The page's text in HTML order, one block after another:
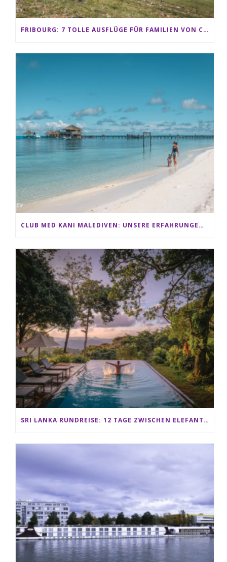
FRIBOURG: 7 TOLLE AUSFLÜGE FÜR FAMILIEN VON CHARMEY BIS LES PACCOTS
CLUB MED KANI MALEDIVEN: UNSERE ERFAHRUNGEN IM ALL-INCLUSIVE PARADIES
SRI LANKA RUNDREISE: 12 TAGE ZWISCHEN ELEFANTEN, TEEPLANTAGEN & STRAND ALS FAMILIE